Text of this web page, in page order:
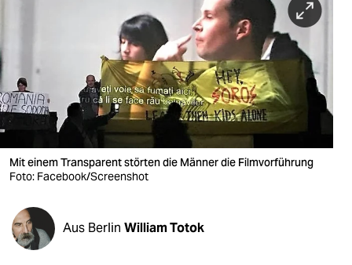
wahrheit
verlag
verlag
veranstaltungen
fragen & hilfe
unterstützen
Mit einem Transparent störten die Männer die Filmvorführung
Foto: Facebook/Screenshot
Aus Berlin William Totok